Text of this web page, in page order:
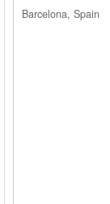
Barcelona, Spain